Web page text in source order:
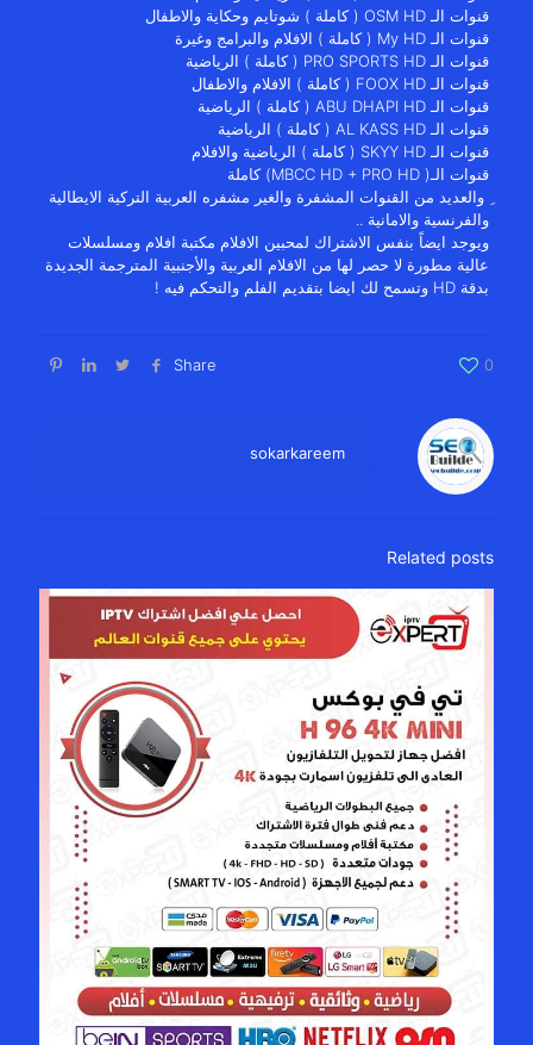
قنوات الـ OSM HD ( كاملة ) شوتايم وحكاية والاطفال
قنوات الـ My HD ( كاملة ) الافلام والبرامج وغيرة
قنوات الـ PRO SPORTS HD ( كاملة ) الرياضية
قنوات الـ FOOX HD ( كاملة ) الافلام والاطفال
قنوات الـ ABU DHAPI HD ( كاملة ) الرياضية
قنوات الـ AL KASS HD ( كاملة ) الرياضية
قنوات الـ SKYY HD ( كاملة ) الرياضية والافلام
قنوات الـ( MBCC HD + PRO HD) كاملة
ِ والعديد من القنوات المشفرة والغير مشفره العربية التركية الايطالية
والفرنسية والامانية ..
ويوجد ايضاً بنفس الاشتراك لمحبين الافلام مكتبة افلام ومسلسلات
عالية مطورة لا حصر لها من الافلام العربية والأجنبية المترجمة الجديدة
بدقة HD وتسمح لك ايضا بتقديم الفلم والتحكم فيه !
Share 0
sokarkareem
Related posts